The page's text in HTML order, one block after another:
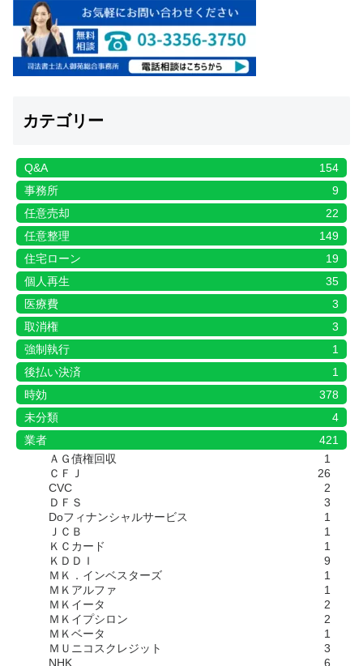
カテゴリー
Q&A
154
事務所
9
任意売却
22
任意整理
149
住宅ローン
19
個人再生
35
医療費
3
取消権
3
強制執行
1
後払い決済
1
時効
378
未分類
4
業者
421
ＡＧ債権回収
1
ＣＦＪ
26
CVC
2
ＤＦＳ
3
Doフィナンシャルサービス
1
ＪＣＢ
1
ＫＣカード
1
ＫＤＤＩ
9
ＭＫ．インベスターズ
1
ＭＫアルファ
1
ＭＫイータ
2
ＭＫイプシロン
2
ＭＫベータ
1
ＭＵニコスクレジット
3
NHK
6